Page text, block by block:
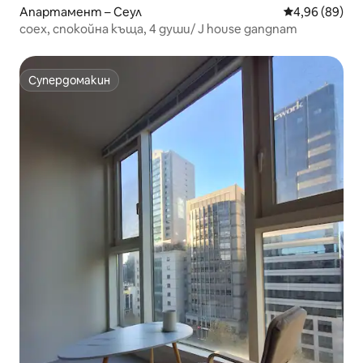
Апартамент – Сеул Средна
4,96 (89)
coex, спокойна къща, 4 души/ J house gangnam
Супердомакин
Супердомакин